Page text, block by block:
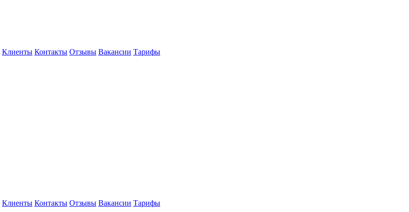
Клиенты Контакты Отзывы Вакансии Тарифы
Клиенты Контакты Отзывы Вакансии Тарифы